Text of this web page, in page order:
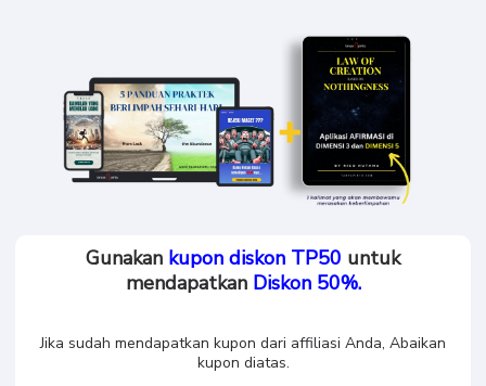
Gunakan kupon diskon TP50 untuk
mendapatkan Diskon 50%.
Jika sudah mendapatkan kupon dari affiliasi Anda, Abaikan
kupon diatas.